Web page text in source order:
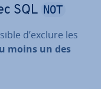
SQL NOT
d’exclure les
moins un des